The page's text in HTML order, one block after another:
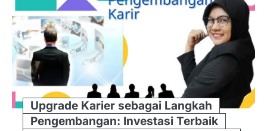
Upgrade Karier sebagai Langkah
Pengembangan: Investasi Terbaik